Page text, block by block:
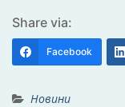
Share via:
Facebook
Новини